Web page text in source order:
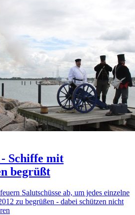
- Schiffe mit
begrüßt
Salutschüsse ab, um jedes einzelne
zu begrüßen - dabei schützen nicht